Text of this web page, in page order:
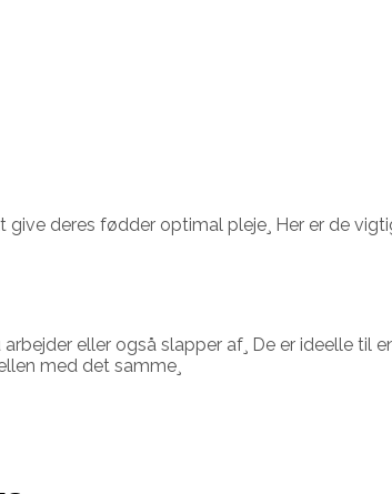
deres fødder optimal pleje¸ Her er de
eller også slapper af¸ De er ideelle til
med det samme¸